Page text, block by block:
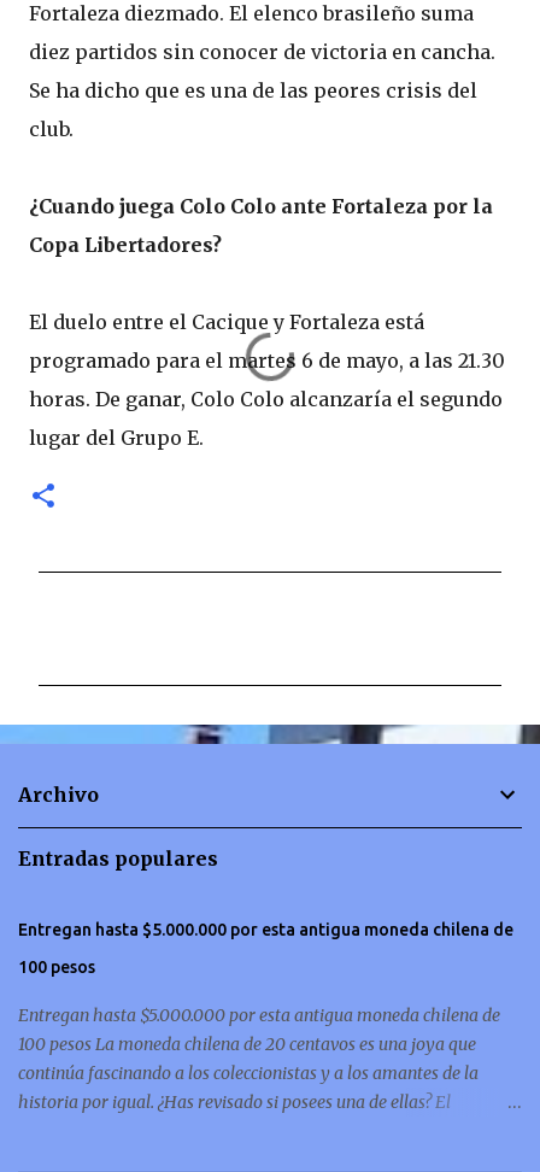
Fortaleza diezmado. El elenco brasileño suma
diez partidos sin conocer de victoria en cancha.
Se ha dicho que es una de las peores crisis del
club.
¿Cuando juega Colo Colo ante Fortaleza por la
Copa Libertadores?
El duelo entre el Cacique y Fortaleza está
programado para el martes 6 de mayo, a las 21.30
horas. De ganar, Colo Colo alcanzaría el segundo
lugar del Grupo E.
m
n
Archivo
Entradas populares
Entregan hasta $5.000.000 por esta antigua moneda chilena de
100 pesos
Entregan hasta $5.000.000 por esta antigua moneda chilena de
100 pesos La moneda chilena de 20 centavos es una joya que
continúa fascinando a los coleccionistas y a los amantes de la
historia por igual. ¿Has revisado si posees una de ellas? El